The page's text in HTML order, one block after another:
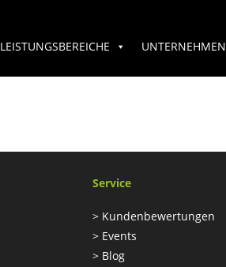
LEISTUNGSBEREICHE UNTERNEHMEN
Service
> Kundenbewertungen
> Events
> Blog